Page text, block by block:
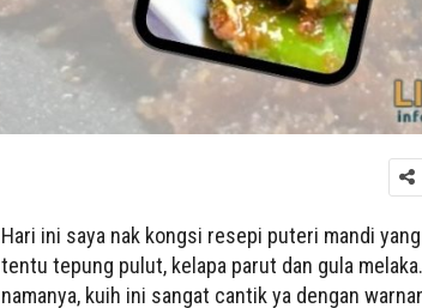
Hari ini saya nak kongsi resepi puteri mandi
tentu tepung pulut, kelapa parut dan gula
namanya, kuih ini sangat cantik ya dengan